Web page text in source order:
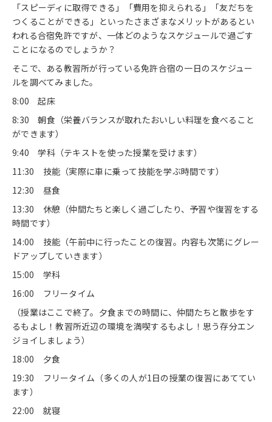
「スピーディに取得できる」「費用を抑えられる」「友だちを
つくることができる」といったさまざまなメリットがあるとい
われる合宿免許ですが、一体どのようなスケジュールで過ごす
ことになるのでしょうか？
そこで、ある教習所が行っている免許合宿の一日のスケジュー
ルを調べてみました。
8:00 起床
8:30 朝食（栄養バランスが取れたおいしい料理を食べること
ができます）
9:40 学科（テキストを使った授業を受けます）
11:30 技能（実際に車に乗って技能を学ぶ時間です）
12:30 昼食
13:30 休憩（仲間たちと楽しく過ごしたり、予習や復習をする
時間です）
14:00 技能（午前中に行ったことの復習。内容も次第にグレー
ドアップしていきます）
15:00 学科
16:00 フリータイム
（授業はここで終了。夕食までの時間に、仲間たちと散歩をす
るもよし！教習所近辺の環境を満喫するもよし！思う存分エン
ジョイしましょう）
18:00 夕食
19:30 フリータイム（多くの人が1日の授業の復習にあててい
ます）
22:00 就寝